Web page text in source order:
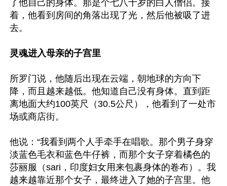
了他自己的身体。那是个七八十岁的白人僧侣。接
着，他看到房间的角落出现了光，然后他被吸了进
去。
灵魂进入母亲的子宫里
所罗门说，他随后出现在云端，朝地球的方向下
降，而且越来越低。他知道自己没有身体。直到距
离地面大约100英尺（30.5公尺），他看到了一处市
场或商店街。
他说：“我看到两个人手牵手在唱歌。那个男子身穿
淡蓝色毛衣和蓝色牛仔裤，而那个女子穿着橘色的
莎丽服（sari，印度妇女用来包裹身体的卷布）。我
越来越靠近那个女子，最终进入了她的子宫里。他